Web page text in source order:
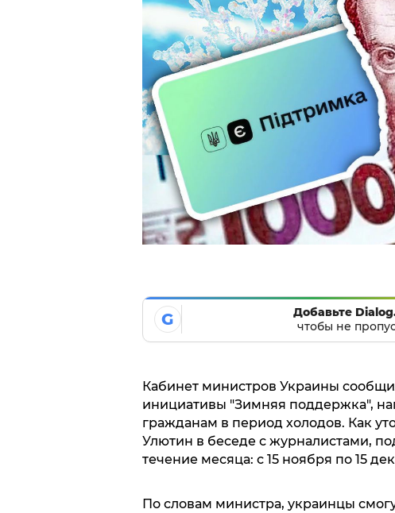
G
Добавьте
чтобы не
Кабинет министров Украины
инициативы "Зимняя поддержка",
гражданам в период холодов. Как
Улютин в беседе с журналистами,
течение месяца: с 15 ноября по 15
По словам министра, украинцы